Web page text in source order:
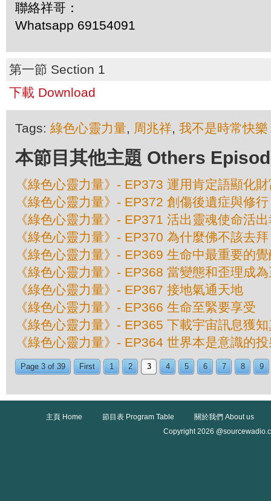
聯絡祥哥：
Whatsapp 69154091
第一節 Section 1
下載 Download
Tags: 綠色心靈力量, 周兆祥, 我不是時常快樂
本節目其他主題 Others
《綠色心靈力量》- EP373 運用肯定語顯化
《綠色心靈力量》- EP372 創傷後遺症與修行
《綠色心靈力量》- EP371 活出靈魂使命活
《綠色心靈力量》- EP370 為什麼佛不該去拜
《綠色心靈力量》- EP369 生命中最重要的
《綠色心靈力量》- EP368 當變態和歪理成
《綠色心靈力量》- EP367 接地氣通天地
《綠色心靈力量》- EP366 生命至緊要享受
《綠色心靈力量》- EP365 下載宇宙訊息獲
《綠色心靈力量》- EP364 世界本是意識的
Page 3 of 39 First 1 2 3 4 5 6 7 8 9
主頁 Home 節目表 Program Table
關於我們 About us
Copyright 2026